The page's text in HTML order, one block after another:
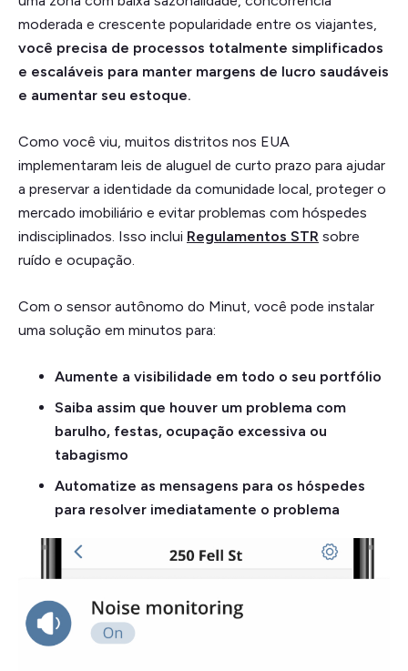
moderada e crescente popularidade entre os viajantes,
você precisa de processos totalmente simplificados
e escaláveis para manter margens de lucro saudáveis
e aumentar seu estoque.
Como você viu, muitos distritos nos EUA
implementaram leis de aluguel de curto prazo para ajudar
a preservar a identidade da comunidade local, proteger o
mercado imobiliário e evitar problemas com hóspedes
indisciplinados. Isso inclui Regulamentos STR sobre
ruído e ocupação.
Com o sensor autônomo do Minut, você pode instalar
uma solução em minutos para:
Aumente a visibilidade em todo o seu portfólio
Saiba assim que houver um problema com
barulho, festas, ocupação excessiva ou
tabagismo
Automatize as mensagens para os hóspedes
para resolver imediatamente o problema